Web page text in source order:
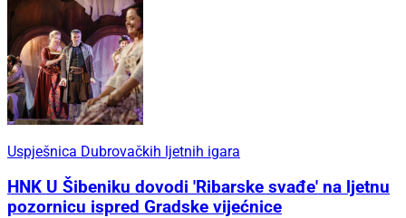
Uspješnica Dubrovačkih ljetnih igara
HNK U Šibeniku dovodi 'Ribarske svađe' na ljetnu
pozornicu ispred Gradske vijećnice